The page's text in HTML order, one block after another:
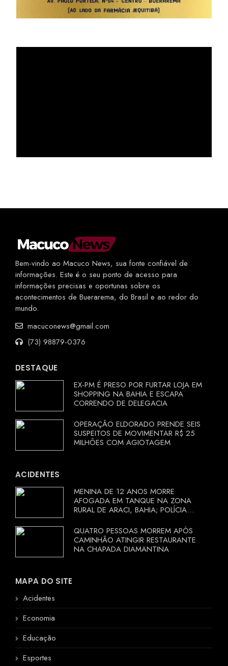
Bem-vindo ao Macuco News, sua fonte confiável de
informações. Este é o seu ponto de acesso para
informações precisas e oportunas sobre os
acontecimentos de Buerarema, do Brasil e ao redor do
mundo.
macuconews@gmail.com
(73) 98879-0376
DESTAQUE
EX-PM É PRESO POR FURTAR LOJA EM
SHOPPING NA BAHIA E ESCAPA
CORRENDO DE DELEGACIA
OPERAÇÃO ELDORADO PRENDE SEIS
SUSPEITOS DE MOVIMENTAR R$ 25
MILHÕES COM AGIOTAGEM
ACIDENTES
MENINA DE 12 ANOS MORRE
AFOGADA EM TANQUE NA ZONA
RURAL DE ARACI, BAHIA; POLÍCIA
QUATRO PESSOAS MORREM APÓS
CAMINHÃO ATINGIR RESTAURANTE
NA CHAPADA DIAMANTINA
MAPA DO SITE
Acidentes
Economia
Educação
Esportes